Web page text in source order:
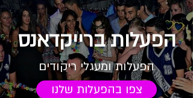
הפעלות ברייקדאנס
הפעלות ומעגלי ריקודים
צפו בהפעלות שלנו